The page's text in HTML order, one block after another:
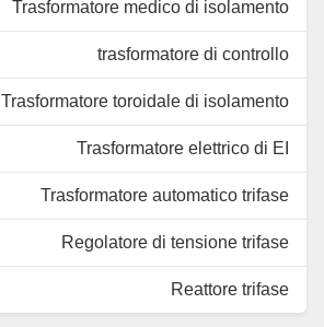
Trasformatore medico di isolamento
trasformatore di controllo
Trasformatore toroidale di isolamento
Trasformatore elettrico di EI
Trasformatore automatico trifase
Regolatore di tensione trifase
Reattore trifase